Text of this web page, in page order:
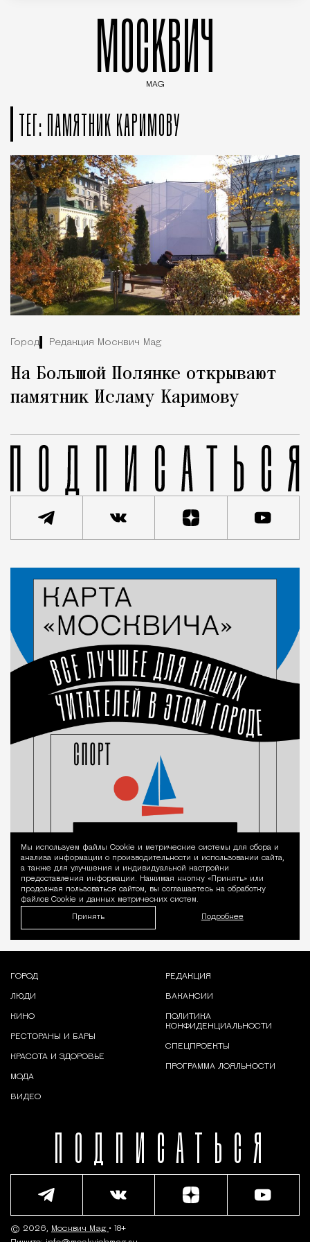
МОСКВИЧ
MAG
ТЕГ: ПАМЯТНИК КАРИМОВУ
Город Редакция Москвич Mag
На Большой Полянке открывают
памятник Исламу Каримову
Уведомление
Мы используем файлы Сookie и метрические системы для сбора и
анализа информации о производительности и использовании сайта,
а также для улучшения и индивидуальной настройки
предоставления информации. Нажимая кнопку «Принять» или
продолжая пользоваться сайтом, вы соглашаетесь на обработку
файлов Cookie и данных метрических систем.
Принять Подробнее
ПОДПИСАТЬСЯ
ГОРОД
ЛЮДИ
КИНО
РЕСТОРАНЫ И БАРЫ
КРАСОТА И ЗДОРОВЬЕ
МОДА
ВИДЕО
РЕДАКЦИЯ
ВАКАНСИИ
ПОЛИТИКА
КОНФИДЕНЦИАЛЬНОСТИ
СПЕЦПРОЕКТЫ
ПРОГРАММА ЛОЯЛЬНОСТИ
© 2026, Москвич Mag • 18+